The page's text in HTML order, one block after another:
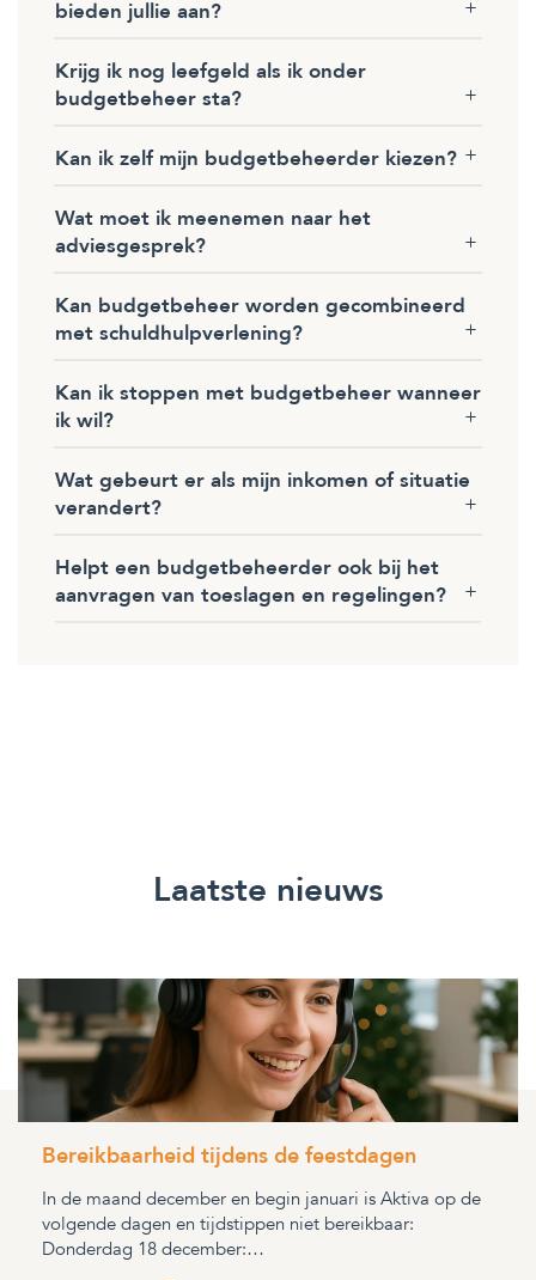
bieden jullie aan?
Krijg ik nog leefgeld als ik onder
budgetbeheer sta?
Kan ik zelf mijn budgetbeheerder kiezen?
Wat moet ik meenemen naar het
adviesgesprek?
Kan budgetbeheer worden gecombineerd
met schuldhulpverlening?
Kan ik stoppen met budgetbeheer wanneer
ik wil?
Wat gebeurt er als mijn inkomen of situatie
verandert?
Helpt een budgetbeheerder ook bij het
aanvragen van toeslagen en regelingen?
Laatste nieuws
Bereikbaarheid tijdens de feestdagen
In de maand december en begin januari is Aktiva op de
volgende dagen en tijdstippen niet bereikbaar:
Donderdag 18 december:…